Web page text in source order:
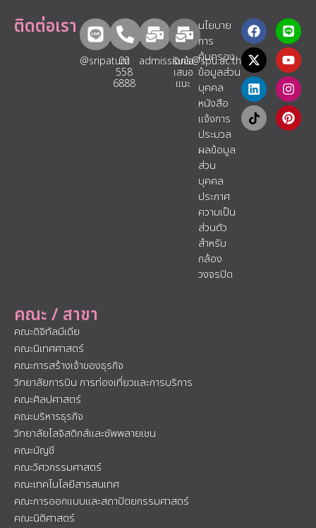
คณะ / สาขา
คณะดิจิทัลมีเดีย
คณะนิเทศศาสตร์
คณะการสร้างเจ้าของธุรกิจ
วิทยาลัยการบิน การท่องเที่ยวและการบริการ
คณะศิลปศาสตร์
คณะบริหารธุรกิจ
วิทยาลัยโลจิสติกส์และซัพพลายเชน
คณะบัญชี
คณะวิศวกรรมศาสตร์
คณะเทคโนโลยีสารสนเทศ
คณะการออกแบบและสถาปัตยกรรมศาสตร์
คณะนิติศาสตร์
ติดต่อเรา
@sripatum
02
558
6888
admissions@spu.ac.th
รับข้อ
เสนอ
แนะ​
นโยบาย
การ
คุ้มครอง
ข้อมูลส่วน
บุคคล
หนังสือ
แจ้งการ
ประมวล
ผลข้อมูล
ส่วน
บุคคล
ประกาศ
ความเป็น
ส่วนตัว
สำหรับ
กล้อง
วงจรปิด